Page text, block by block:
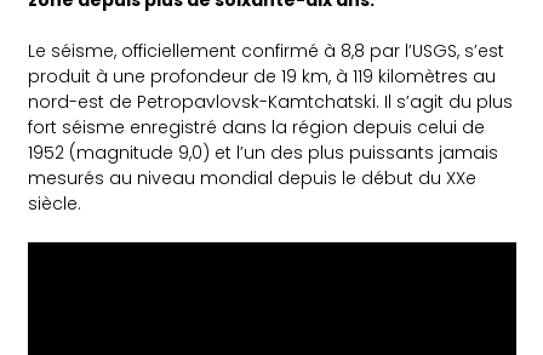
Le séisme, officiellement confirmé à 8,8 par l’USGS, s’est
produit à une profondeur de 19 km, à 119 kilomètres au
nord-est de Petropavlovsk-Kamtchatski. Il s’agit du plus
fort séisme enregistré dans la région depuis celui de
1952 (magnitude 9,0) et l’un des plus puissants jamais
mesurés au niveau mondial depuis le début du XXe
siècle.